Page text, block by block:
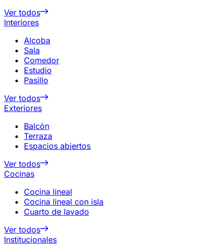
Ver todos
Interiores
Alcoba
Sala
Comedor
Estudio
Pasillo
Ver todos
Exteriores
Balcón
Terraza
Espacios abiertos
Ver todos
Cocinas
Cocina lineal
Cocina lineal con isla
Cuarto de lavado
Ver todos
Institucionales